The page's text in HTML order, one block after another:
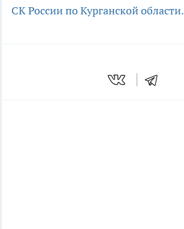
СК России по Курганской области.